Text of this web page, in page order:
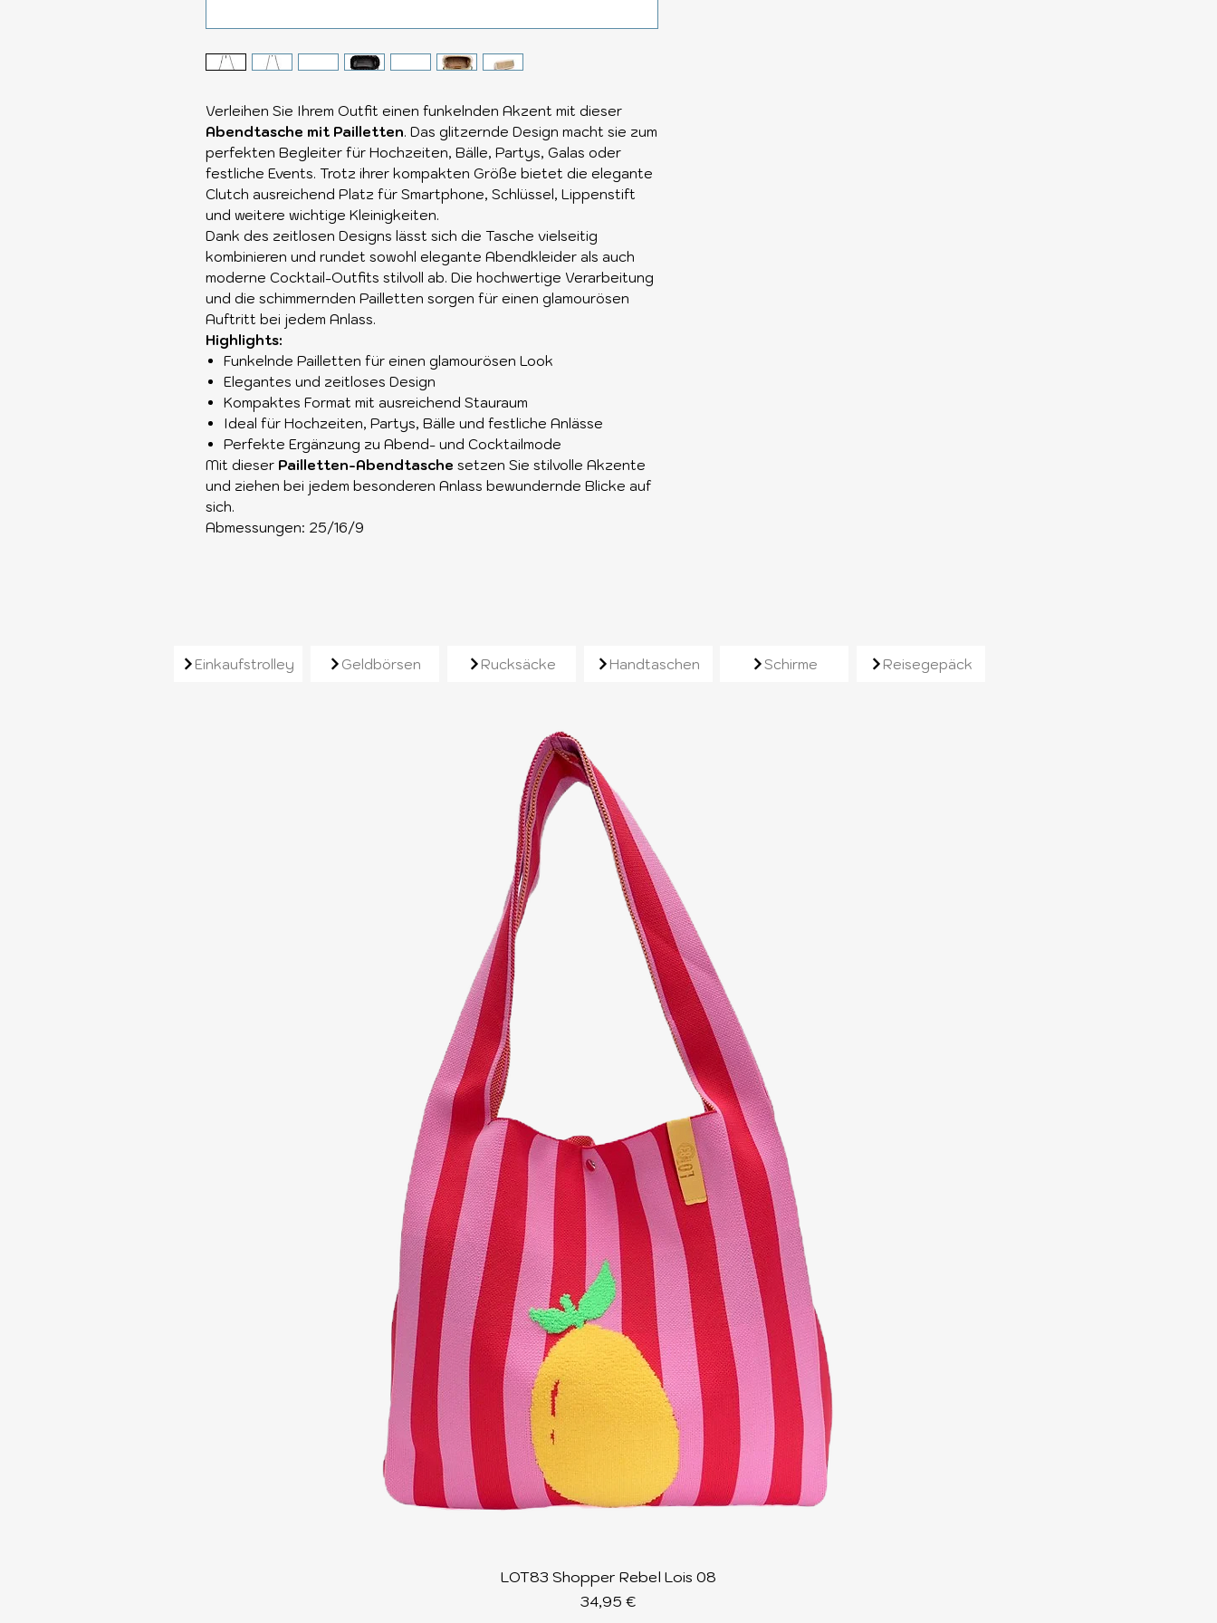
Verleihen Sie Ihrem Outfit einen funkelnden Akzent mit dieser
Abendtasche mit Pailletten. Das glitzernde Design macht sie zum
perfekten Begleiter für Hochzeiten, Bälle, Partys, Galas oder
festliche Events. Trotz ihrer kompakten Größe bietet die elegante
Clutch ausreichend Platz für Smartphone, Schlüssel, Lippenstift
und weitere wichtige Kleinigkeiten.
Dank des zeitlosen Designs lässt sich die Tasche vielseitig
kombinieren und rundet sowohl elegante Abendkleider als auch
moderne Cocktail-Outfits stilvoll ab. Die hochwertige Verarbeitung
und die schimmernden Pailletten sorgen für einen glamourösen
Auftritt bei jedem Anlass.
Highlights:
Funkelnde Pailletten für einen glamourösen Look
Elegantes und zeitloses Design
Kompaktes Format mit ausreichend Stauraum
Ideal für Hochzeiten, Partys, Bälle und festliche Anlässe
Perfekte Ergänzung zu Abend- und Cocktailmode
Mit dieser Pailletten-Abendtasche setzen Sie stilvolle Akzente
und ziehen bei jedem besonderen Anlass bewundernde Blicke auf
sich.
Abmessungen: 25/16/9
Ähnliche Produkte
Schnellansicht
LOT83 Shopper Rebel Lois 08
Preis
34,95 €
Einkaufstrolley Geldbörsen Rucksäcke Handtaschen Schirme Reisegepäck